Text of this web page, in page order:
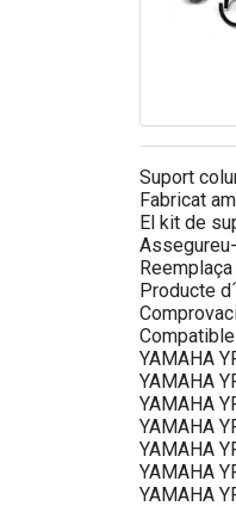
Suport
Fabricat
El kit de
Producte
YAMAHA
YAMAHA
YAMAHA
YAMAHA
YAMAHA
YAMAHA
YAMAHA